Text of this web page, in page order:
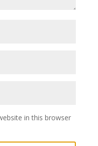
in this browser